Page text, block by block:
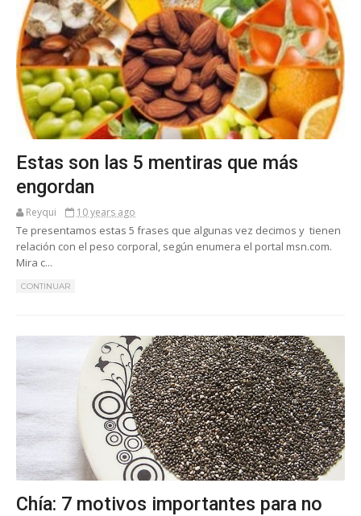
Estas son las 5 mentiras que más
engordan
Reyqui 10 years ago
Te presentamos estas 5 frases que algunas vez decimos y tienen
relación con el peso corporal, según enumera el portal msn.com.
Mira c...
CONTINUAR
Chía: 7 motivos importantes para no